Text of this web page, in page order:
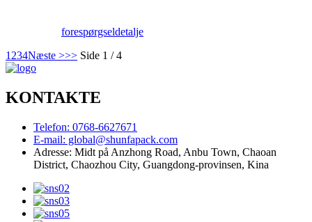
forespørgseldetalje
1 234Næste >>> Side 1 / 4
KONTAKTE
Telefon: 0768-6627671
E-mail: global@shunfapack.com
Adresse: Midt på Anzhong Road, Anbu Town, Chaoan
District, Chaozhou City, Guangdong-provinsen, Kina